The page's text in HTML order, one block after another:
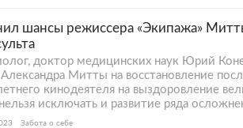
шансы режиссера «Экипажа»
доктор медицинских наук Юрий
Митты на восстановление
кинодеятеля на выздоровление
исключать и развитие ряда
Забота о себе